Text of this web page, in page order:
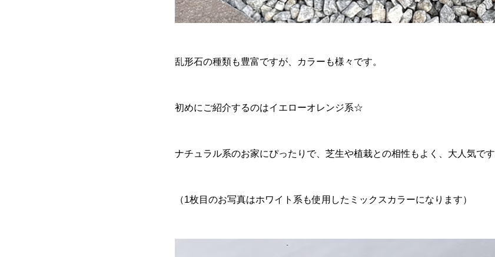
乱形石の種類も豊富ですが、カラーも様々です。
初めにご紹介するのはイエローオレンジ系☆
ナチュラル系のお家にぴったりで、芝生や植栽との相性もよく、大人気です
（1枚目のお写真はホワイト系も使用したミックスカラーになります）